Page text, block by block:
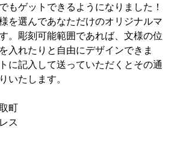
もゲットできるようになりました！
を選んであなただけのオリジナルマ
。彫刻可能範囲であれば、文様の位
入れたりと自由にデザインできま
に記入して送っていただくとその通
いたします。
町
ス